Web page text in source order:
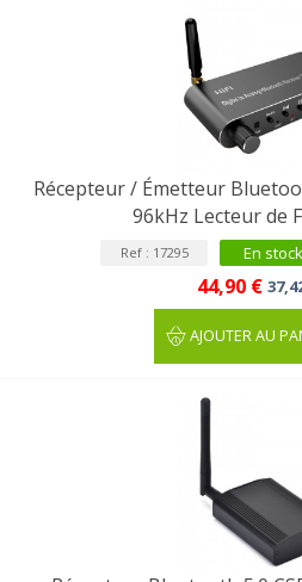
Récepteur / Émetteur
96kHz Lecteur de
Ref : 17295 En stock
44,90 €
AJOUTER AU